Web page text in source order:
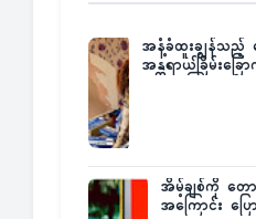
အနံ့ခံထူးချွန်သည့်
အန္တရာယ်ခြိမ်းခြေ
အိမ့်ချစ်ကို တေ
အကြောင်း ပ